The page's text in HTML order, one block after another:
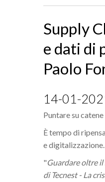
Supply
e dati di
Paolo
14-01-
Puntare su
È tempo di
e digitalizzazione.
"Guardare oltre il
di Tecnest - La